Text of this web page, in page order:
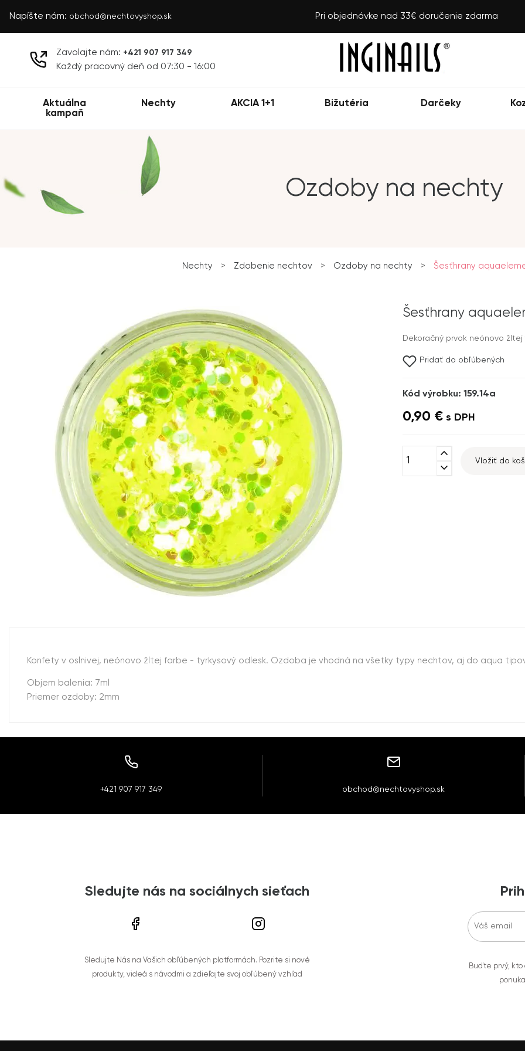
Napíšte nám: obchod@nechtovyshop.sk Pri objednávke nad 33€ doručenie zdarma
Zavolajte nám: +421 907 917 349
Každý pracovný deň od 07:30 - 16:00
Aktuálna
kampaň
Nechty AKCIA 1+1 Bižutéria Darčeky
Ozdoby na nechty
Nechty > Zdobenie nechtov > Ozdoby na nechty > Šesťhrany
Šesťhrany
Dekoračný prvok neónovo žltej
Pridať do obľúbených
Kód výrobku: 159.14a
0,90 € s DPH
expand_less
expand_more
Vložiť do
Konfety v oslnivej, neónovo žltej farbe - tyrkysový odlesk. Ozdoba je vhodná na všetky typy nechtov, aj do aqua
Objem balenia: 7ml
Priemer ozdoby: 2mm
+421 907 917 349 obchod@nechtovyshop.sk
Sledujte nás na sociálnych sieťach
Sledujte Nás na Vašich obľúbených platformách. Pozrite si nové
produkty, videá s návodmi a zdieľajte svoj obľúbený vzhľad
Buďte prvý,